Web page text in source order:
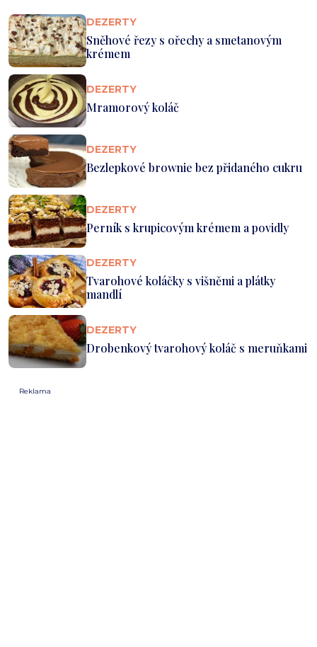
DEZERTY
Sněhové řezy s ořechy a smetanovým
krémem
DEZERTY
Mramorový koláč
DEZERTY
Bezlepkové brownie bez přidaného cukru
DEZERTY
Perník s krupicovým krémem a povidly
DEZERTY
Tvarohové koláčky s višněmi a plátky
mandlí
DEZERTY
Drobenkový tvarohový koláč s meruňkami
Reklama